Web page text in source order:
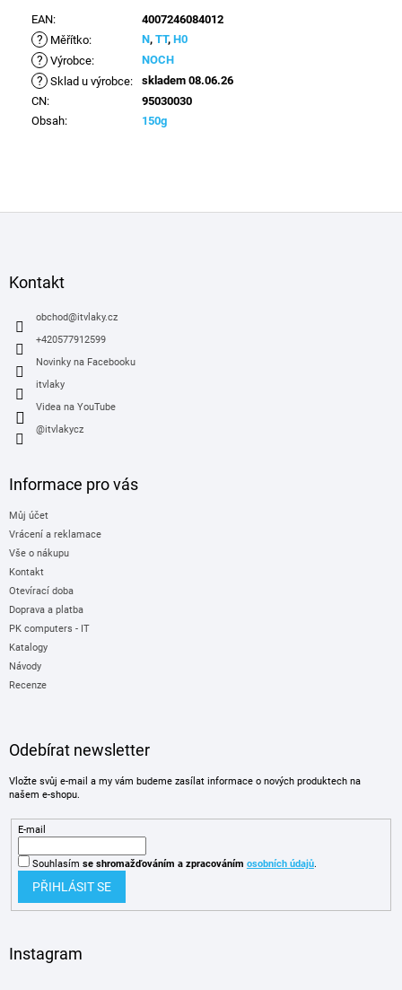
EAN: 4007246084012
? Měřítko: N, TT, H0
? Výrobce: NOCH
? Sklad u výrobce:
skladem 08.06.26
CN:
95030030
Obsah: 150g
Kontakt
obchod@itvlaky.cz
+420577912599
Novinky na Facebooku
itvlaky
Videa na YouTube
@itvlakycz
Informace pro vás
Můj účet
Vrácení a reklamace
Vše o nákupu
Kontakt
Otevírací doba
Doprava a platba
PK computers - IT
Katalogy
Návody
Recenze
Odebírat newsletter
Vložte svůj e-mail a my vám budeme zasílat informace o nových produktech na
našem e-shopu.
E-mail
Souhlasím se shromažďováním a zpracováním osobních údajů.
PŘIHLÁSIT SE
Instagram